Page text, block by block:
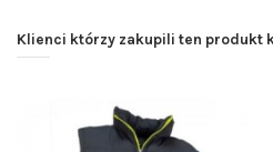
Klienci którzy zakupili ten produkt